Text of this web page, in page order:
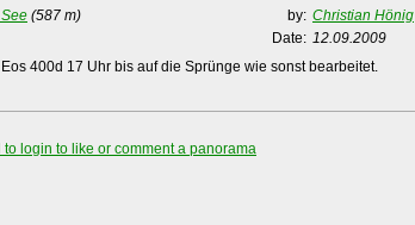
(587 m) by: Christian Hönig
Date: 12.09.2009
400d 17 Uhr bis auf die Sprünge wie sonst bearbeitet.
to login to like or comment a panorama